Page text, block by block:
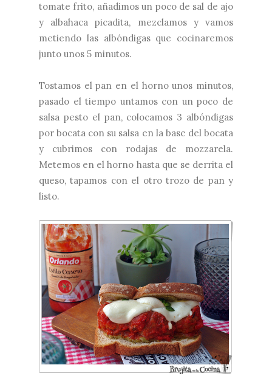
tomate frito, añadimos un poco de sal de ajo
y albahaca picadita, mezclamos y vamos
metiendo las albóndigas que cocinaremos
junto unos 5 minutos.
Tostamos el pan en el horno unos minutos,
pasado el tiempo untamos con un poco de
salsa pesto el pan, colocamos 3 albóndigas
por bocata con su salsa en la base del bocata
y cubrimos con rodajas de mozzarela.
Metemos en el horno hasta que se derrita el
queso, tapamos con el otro trozo de pan y
listo.